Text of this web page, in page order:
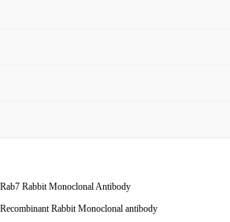
Rab7 Rabbit Monoclonal Antibody
Recombinant Rabbit Monoclonal antibody